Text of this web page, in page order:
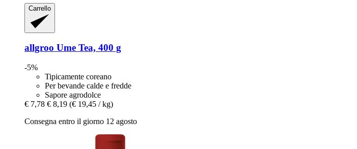
Carrello
allgroo Ume Tea, 400 g
-5%
Tipicamente coreano
Per bevande calde e fredde
Sapore agrodolce
€ 7,78 € 8,19 (€ 19,45 / kg)
Consegna entro il giorno 12 agosto